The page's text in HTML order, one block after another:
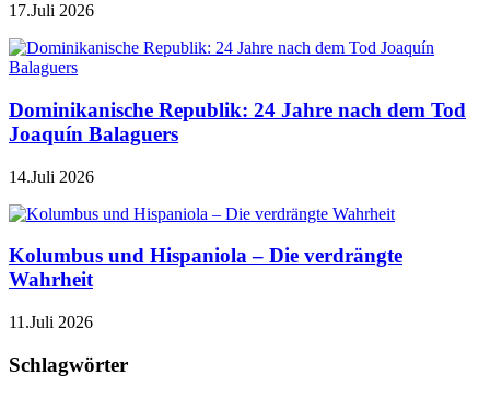
17.Juli 2026
Dominikanische Republik: 24 Jahre nach dem Tod
Joaquín Balaguers
14.Juli 2026
Kolumbus und Hispaniola – Die verdrängte
Wahrheit
11.Juli 2026
Schlagwörter